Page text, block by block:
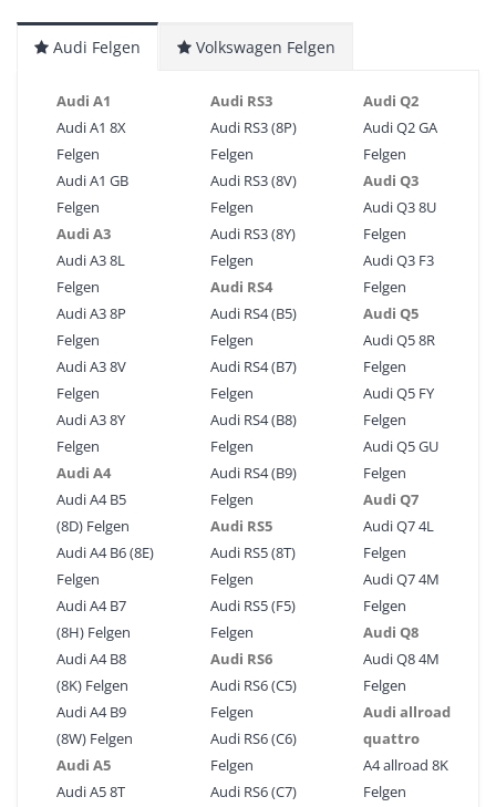
Audi Felgen Volkswagen Felgen
Audi A1
Audi A1 8X
Felgen
Audi A1 GB
Felgen
Audi A3
Audi A3 8L
Felgen
Audi A3 8P
Felgen
Audi A3 8V
Felgen
Audi A3 8Y
Felgen
Audi A4
Audi A4 B5
(8D) Felgen
Audi A4 B6 (8E)
Felgen
Audi A4 B7
(8H) Felgen
Audi A4 B8
(8K) Felgen
Audi A4 B9
(8W) Felgen
Audi A5
Audi A5 8T
Audi RS3
Audi RS3 (8P)
Felgen
Audi RS3 (8V)
Felgen
Audi RS3 (8Y)
Felgen
Audi RS4
Audi RS4 (B5)
Felgen
Audi RS4 (B7)
Felgen
Audi RS4 (B8)
Felgen
Audi RS4 (B9)
Felgen
Audi RS5
Audi RS5 (8T)
Felgen
Audi RS5 (F5)
Felgen
Audi RS6
Audi RS6 (C5)
Felgen
Audi RS6 (C6)
Felgen
Audi RS6 (C7)
Audi Q2
Audi Q2 GA
Felgen
Audi Q3
Audi Q3 8U
Felgen
Audi Q3 F3
Felgen
Audi Q5
Audi Q5 8R
Felgen
Audi Q5 FY
Felgen
Audi Q5 GU
Felgen
Audi Q7
Audi Q7 4L
Felgen
Audi Q7 4M
Felgen
Audi Q8
Audi Q8 4M
Felgen
Audi allroad
quattro
A4 allroad 8K
Felgen